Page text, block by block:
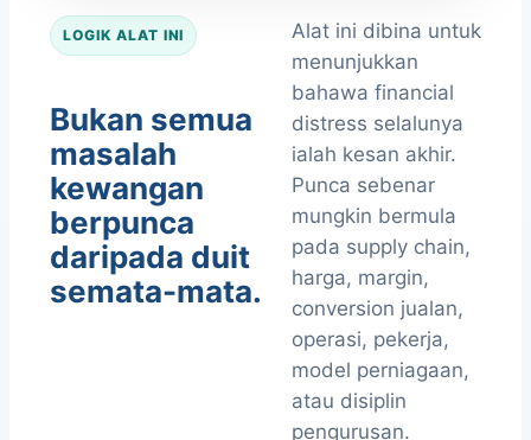
LOGIK ALAT INI
Bukan semua
masalah
kewangan
berpunca
daripada duit
semata-mata.
Alat ini dibina untuk
menunjukkan
bahawa financial
distress selalunya
ialah kesan akhir.
Punca sebenar
mungkin bermula
pada supply chain,
harga, margin,
conversion jualan,
operasi, pekerja,
model perniagaan,
atau disiplin
pengurusan.